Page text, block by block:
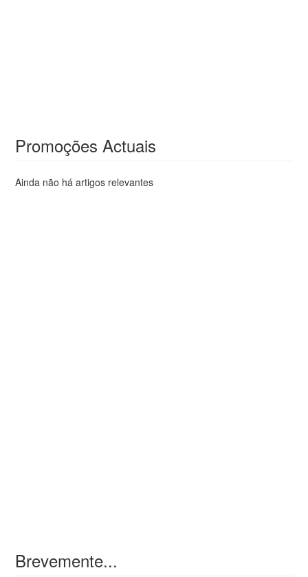
Promoções Actuais
Ainda não há artigos relevantes
Brevemente...